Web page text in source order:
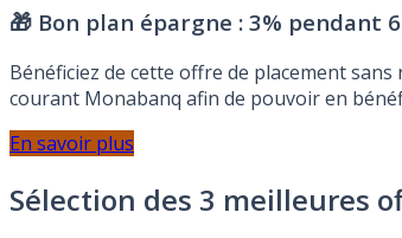
🎁 Bon plan épargne : 3% pendant
Bénéficiez de cette offre de placement
courant Monabanq afin de pouvoir en
En savoir plus
Sélection des 3 meilleures